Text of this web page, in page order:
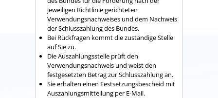
jeweiligen Richtlinie gerichteten
Verwendungsnachweises und dem Nachweis
der Schlusszahlung des Bundes.
Bei Rückfragen kommt die zuständige Stelle
auf Sie zu.
Die Auszahlungsstelle prüft den
Verwendungsnachweis und weist den
festgesetzten Betrag zur Schlusszahlung an.
Sie erhalten einen Festsetzungsbescheid mit
Auszahlungsmitteilung per E-Mail.